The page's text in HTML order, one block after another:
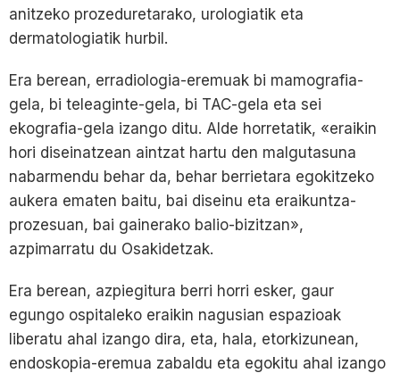
anitzeko prozeduretarako, urologiatik eta
dermatologiatik hurbil.
Era berean, erradiologia-eremuak bi mamografia-
gela, bi teleaginte-gela, bi TAC-gela eta sei
ekografia-gela izango ditu. Alde horretatik, «eraikin
hori diseinatzean aintzat hartu den malgutasuna
nabarmendu behar da, behar berrietara egokitzeko
aukera ematen baitu, bai diseinu eta eraikuntza-
prozesuan, bai gainerako balio-bizitzan»,
azpimarratu du Osakidetzak.
Era berean, azpiegitura berri horri esker, gaur
egungo ospitaleko eraikin nagusian espazioak
liberatu ahal izango dira, eta, hala, etorkizunean,
endoskopia-eremua zabaldu eta egokitu ahal izango